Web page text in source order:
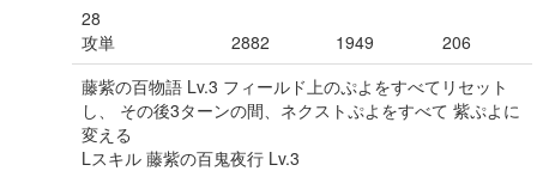
28
攻単
2882 1949
206
藤紫の百物語 Lv.3 フィールド上のぷよをすべてリセット
し、 その後3ターンの間、ネクストぷよをすべて 紫ぷよに
変える
Lスキル 藤紫の百鬼夜行 Lv.3